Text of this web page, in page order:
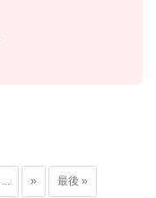
... » 最後 »